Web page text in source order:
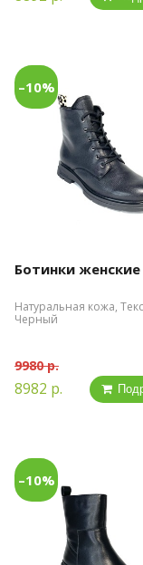
–10%
Ботинки женские
Натуральная кожа,
Черный
9980 р.
8982 р.
–10%